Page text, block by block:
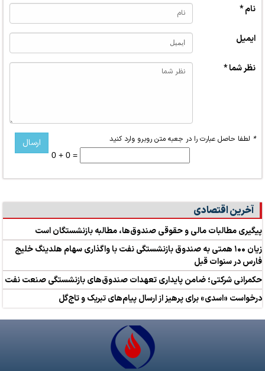
نام *
ایمیل
نظر شما *
* لطفا حاصل عبارت را در جعبه متن روبرو وارد کنید
0 + 0 =
آخرین اقتصادی
پیگیری مطالبات مالی و حقوقی صندوق‌ها، مطالبه بازنشستگان است
زیان ۱۰۰ همتی به صندوق بازنشستگی نفت با واگذاری سهام هلدینگ خلیج
فارس در سنوات قبل
حکمرانی شرکتی؛ ضامن پایداری تعهدات صندوق‌های بازنشستگی صنعت نفت
درخواست «اسدی» برای پرهیز از ارسال پیام‌های تبریک و تاج‌گل